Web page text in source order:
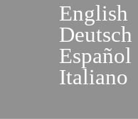
English
Deutsch
Español
Italiano